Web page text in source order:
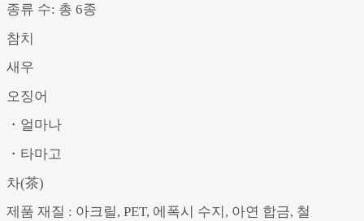
종류 수: 총 6종
참치
새우
오징어
・얼마나
・타마고
차(茶)
제품 재질 : 아크릴, PET, 에폭시 수지, 아연 합금, 철